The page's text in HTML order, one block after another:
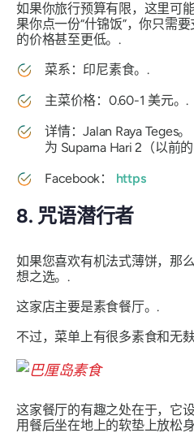
如果你旅行预算有限，这里可
果你点一份“什锦饭”，你只需
的价格甚至更低。.
菜系：印尼素食。.
主菜价格：0.60-1 美元。.
详情：Jalan Raya Teges
为 Suparna Hari 2（以前
Facebook： https
8. 咒语潜行者
如果您喜欢有机法式薄饼，那
想之选。.
这家店主要是素食餐厅。.
不过，菜单上有很多素食和无
这家餐厅的有趣之处在于，它
用餐后坐在地上的软垫上放松